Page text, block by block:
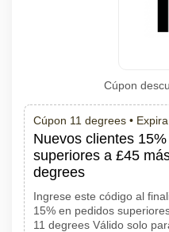
Cúpon
Cúpon 11 degrees •
Nuevos clientes
superiores a £45
degrees
Ingrese este código al
15% en pedidos
11 degrees Válido solo